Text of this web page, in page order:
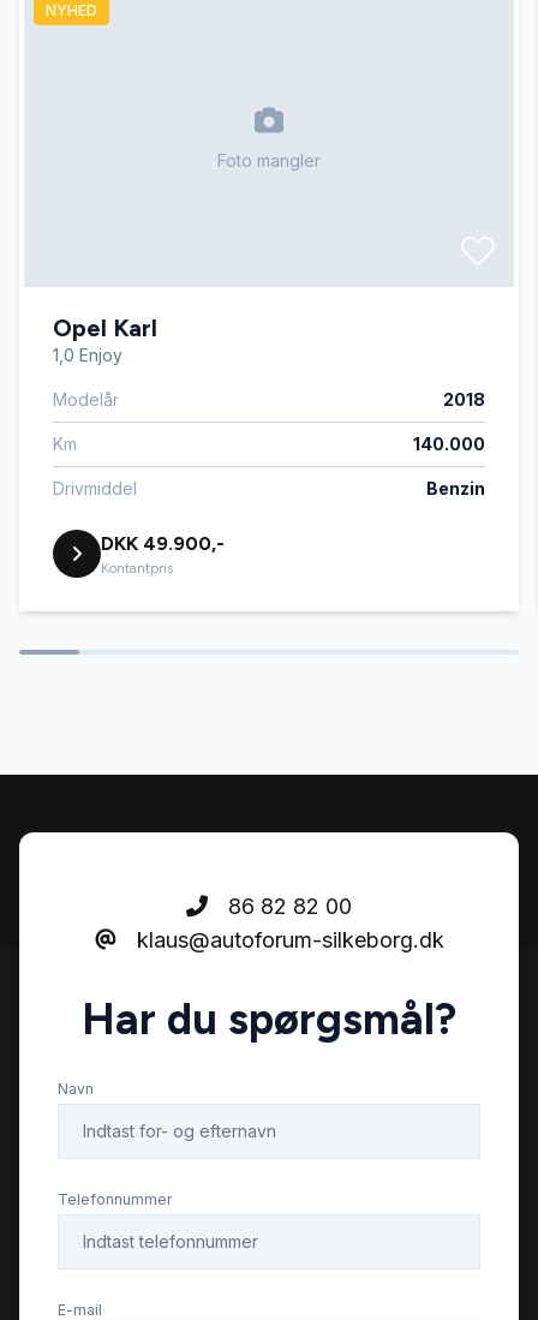
El-ruder
Kabinevarmer
Kørecomputer
Læderrat
Navigation
Varme i rattet
NYHED
Foto mangler
Opel Karl
1,0 Enjoy
Modelår 2018
Km 140.000
Drivmiddel Benzin
DKK 49.900,-
Kontantpris
86 82 82 00
klaus@autoforum-silkeborg.dk
Har du spørgsmål?
Navn
Telefonnummer
E-mail